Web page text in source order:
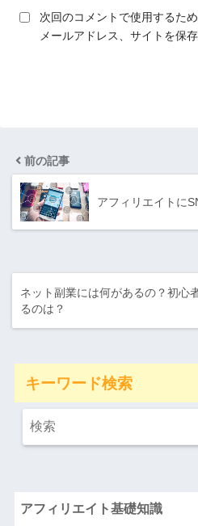
次回のコメントで使用するた
メールアドレス、サイトを保存
前の記事
アフィリエイトに
ネット副業には何があるの？初心
るのは？
キーワード検索
アフィリエイト基礎知識